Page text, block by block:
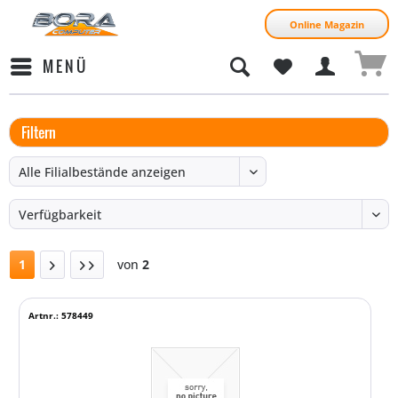
Online Magazin
MENÜ
Filtern
1 von 2
Artnr.: 578449